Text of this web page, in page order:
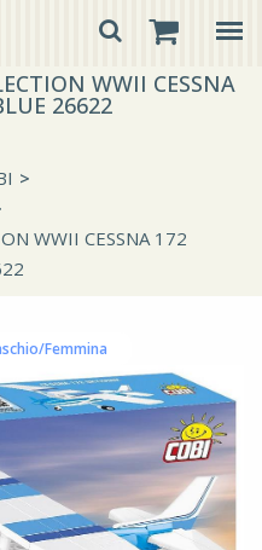
WWII CESSNA
26622
>
WWII CESSNA 172
Femmina